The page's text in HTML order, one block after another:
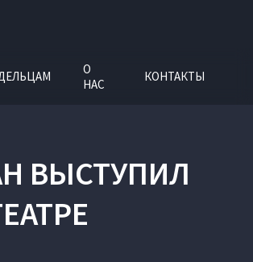
О
НАС
КОНТАКТЫ
ВЫСТУПИЛ